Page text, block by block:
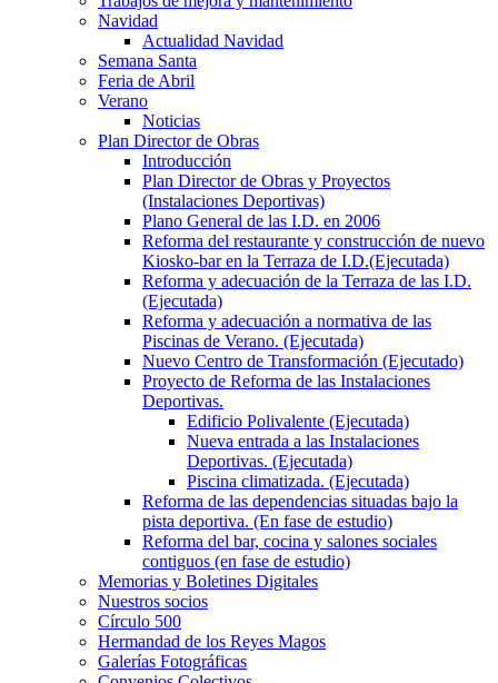
Navidad
Actualidad Navidad
Semana Santa
Feria de Abril
Verano
Noticias
Plan Director de Obras
Introducción
Plan Director de Obras y Proyectos
(Instalaciones Deportivas)
Plano General de las I.D. en 2006
Reforma del restaurante y construcción de nuevo
Kiosko-bar en la Terraza de I.D.(Ejecutada)
Reforma y adecuación de la Terraza de las I.D.
(Ejecutada)
Reforma y adecuación a normativa de las
Piscinas de Verano. (Ejecutada)
Nuevo Centro de Transformación (Ejecutado)
Proyecto de Reforma de las Instalaciones
Deportivas.
Edificio Polivalente (Ejecutada)
Nueva entrada a las Instalaciones
Deportivas. (Ejecutada)
Piscina climatizada. (Ejecutada)
Reforma de las dependencias situadas bajo la
pista deportiva. (En fase de estudio)
Reforma del bar, cocina y salones sociales
contiguos (en fase de estudio)
Memorias y Boletines Digitales
Nuestros socios
Círculo 500
Hermandad de los Reyes Magos
Galerías Fotográficas